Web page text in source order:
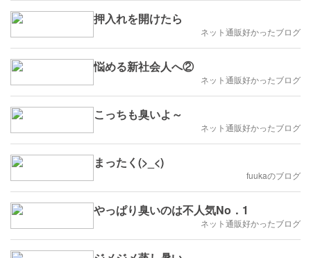
押入れを開けたら
ネット通販好かったブログ
悩める新社会人へ②
ネット通販好かったブログ
こっちも臭いよ～
ネット通販好かったブログ
まったく(>_<)
fuukaのブログ
やっぱり臭いのは不人気No．1
ネット通販好かったブログ